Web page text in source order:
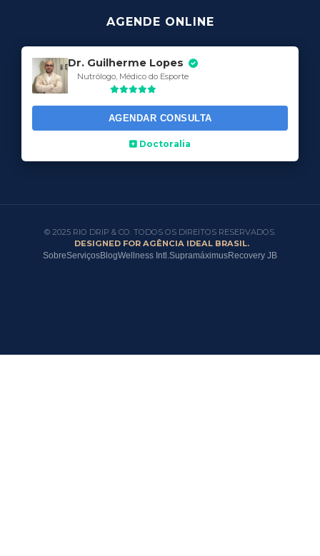
AGENDE ONLINE
Dr. Guilherme Lopes
Nutrólogo, Médico do Esporte
AGENDAR CONSULTA
Doctoralia
SobreServiçosBlogWellness Intl. SupramáximusRecovery JB
© 2025 RIO DRIP & CO. TODOS OS DIREITOS RESERVADOS.
DESIGNED FOR AGÊNCIA IDEAL BRASIL.